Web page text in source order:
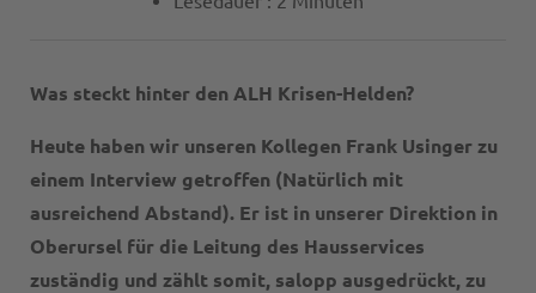
Was steckt hinter den ALH Krisen-Helden?
Heute haben wir unseren Kollegen Frank Usinger zu
einem Interview getroffen (Natürlich mit
ausreichend Abstand). Er ist in unserer Direktion in
Oberursel für die Leitung des Hausservices
zuständig und zählt somit, salopp ausgedrückt, zu